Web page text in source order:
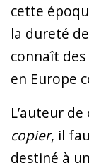
cette
la dureté
connaît des
en Europe
L’auteur
copier, il
destiné à